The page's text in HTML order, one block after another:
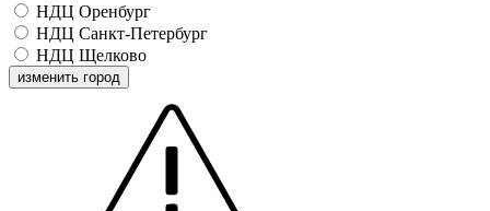
НДЦ Оренбург
НДЦ Санкт-Петербург
НДЦ Щелково
изменить город